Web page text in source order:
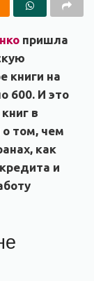
пришла
книги на
600. И это
в
о том, чем
как
и